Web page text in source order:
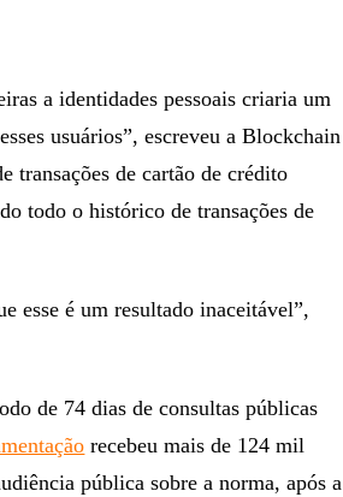
a identidades pessoais criaria um
usuários”, escreveu a Blockchain
transações de cartão de crédito
todo o histórico de transações de
esse é um resultado inaceitável”,
de 74 dias de consultas públicas
recebeu mais de 124 mil
pública sobre a norma, após a